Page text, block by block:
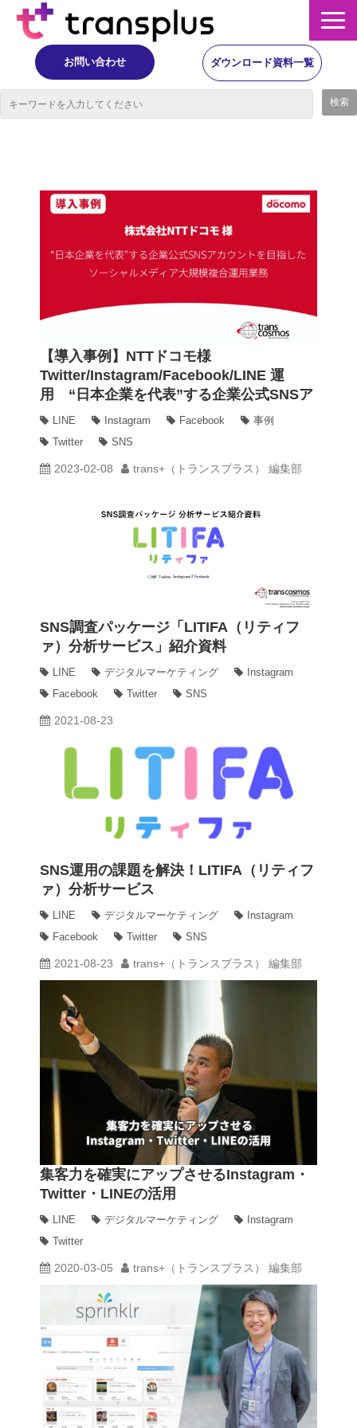
お問い合わせ ダウンロード資料一覧
ニュース
コラム
事例
動画
trans-DXプロデューサー
【導入事例】NTTドコモ様
Twitter/Instagram/Facebook/LINE 運
用 “日本企業を代表”する企業公式SNSア
カウントを目指したソーシャルメディア大
LINE Instagram Facebook
事例
Twitter
SNS
2023-02-08 trans+（トランスプラス） 編集部
SNS調査パッケージ「LITIFA（リティフ
ァ）分析サービス」紹介資料
LINE デジタルマーケティング
Instagram
Facebook
Twitter SNS
2021-08-23
SNS運用の課題を解決！LITIFA（リティフ
ァ）分析サービス
LINE デジタルマーケティング
Instagram
Facebook
Twitter SNS
2021-08-23 trans+（トランスプラス） 編集部
集客力を確実にアップさせるInstagram・
Twitter・LINEの活用
LINE デジタルマーケティング
Instagram
Twitter
2020-03-05 trans+（トランスプラス） 編集部